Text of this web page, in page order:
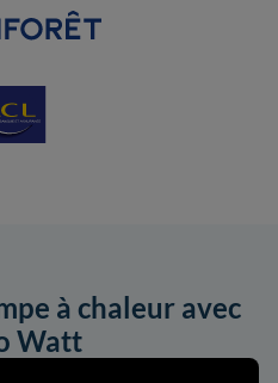
à chaleur avec
Watt